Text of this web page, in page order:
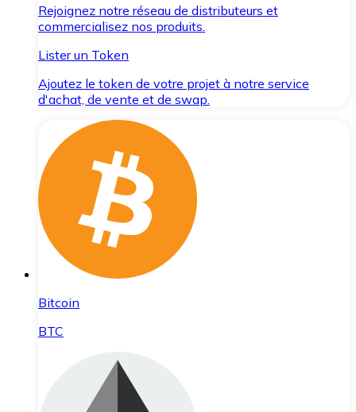
Rejoignez notre réseau de distributeurs et
commercialisez nos produits.
Lister un Token
Ajoutez le token de votre projet à notre service
d'achat, de vente et de swap.
Bitcoin
BTC